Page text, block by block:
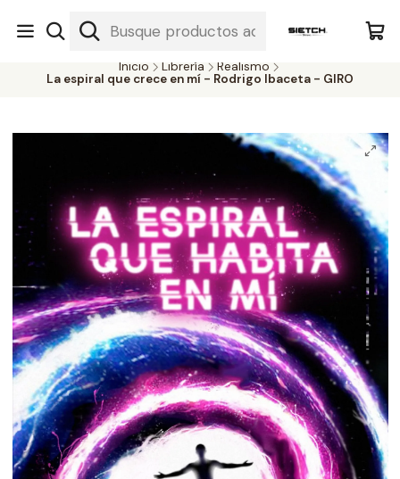
Nuestra librería - Serrano 317 local 3 - Limache.
#SomospartedelSietch
Inicio Librería
Realismo
La espiral que crece en mí - Rodrigo Ibaceta - GIRO